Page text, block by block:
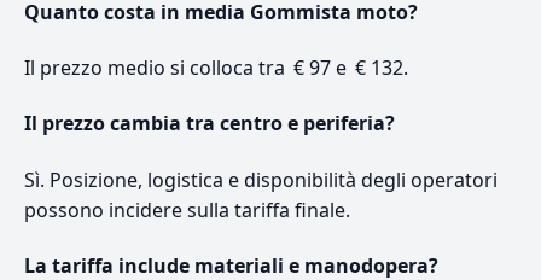
Quanto costa in media Gommista moto?
Il prezzo medio si colloca tra € 97 e € 132.
Il prezzo cambia tra centro e periferia?
Sì. Posizione, logistica e disponibilità degli operatori
possono incidere sulla tariffa finale.
La tariffa include materiali e manodopera?